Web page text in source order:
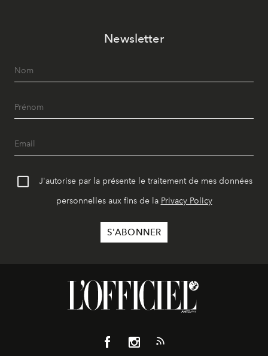
Newsletter
J'autorise par la présente le traitement de mes données
personnelles aux fins de la Privacy Policy